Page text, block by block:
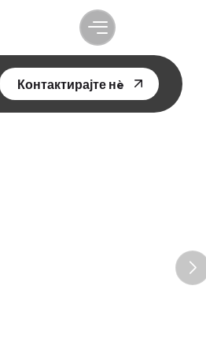
Контактирајте нè